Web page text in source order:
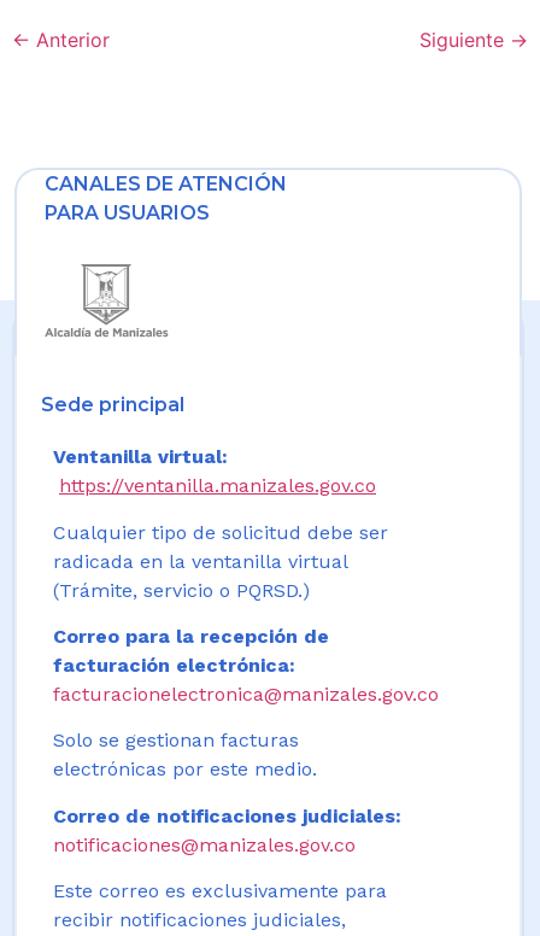
← Anterior Siguiente →
CANALES DE ATENCIÓN
PARA USUARIOS
Sede principal
Ventanilla virtual:
https://ventanilla.manizales.gov.co
Cualquier tipo de solicitud debe ser
radicada en la ventanilla virtual
(Trámite, servicio o PQRSD.)
Correo para la recepción de
facturación electrónica:
facturacionelectronica@manizales.gov.co
Solo se gestionan facturas
electrónicas por este medio.
Correo de notificaciones judiciales:
notificaciones@manizales.gov.co
Este correo es exclusivamente para
recibir notificaciones judiciales,